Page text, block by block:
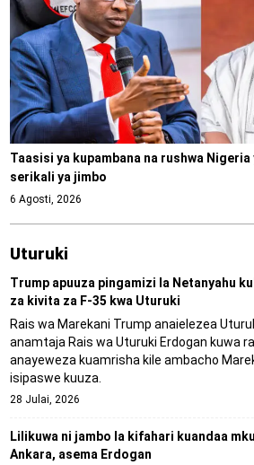
Taasisi ya kupambana na rushwa
serikali ya jimbo
6 Agosti, 2026
Uturuki
Trump apuuza pingamizi la Netanyahu
za kivita za F-35 kwa Uturuki
Rais wa Marekani Trump anaielezea
anamtaja Rais wa Uturuki Erdogan kuwa
anayeweza kuamrisha kile ambacho
isipaswe kuuza.
28 Julai, 2026
Lilikuwa ni jambo la kifahari kuandaa
Ankara, asema Erdogan